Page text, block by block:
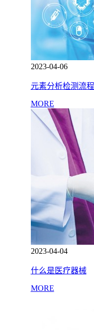
2023-04-06
元素分析检测流程
MORE
2023-04-04
什么是医疗器械
MORE